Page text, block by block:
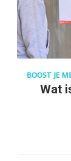
BOOST JE
Wat